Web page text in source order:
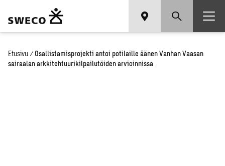
Etusivu / Osallistamisprojekti antoi potilaille äänen Vanhan Vaasan
sairaalan arkkitehtuurikilpailutöiden arvioinnissa